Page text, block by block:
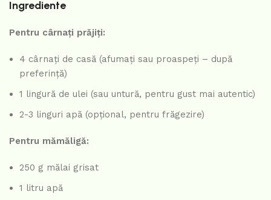
Ingrediente
Pentru cârnați prăjiți:
4 cârnați de casă (afumați sau proaspeți – după
preferință)
1 lingură de ulei (sau untură, pentru gust mai autentic)
2-3 linguri apă (opțional, pentru frăgezire)
Pentru mămăligă:
250 g mălai grisat
1 litru apă